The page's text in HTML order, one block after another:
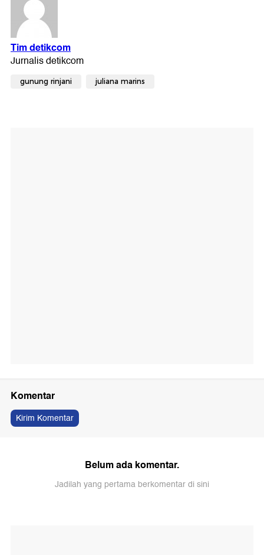
gunung rinjani juliana marins
Komentar
Kirim Komentar
Belum ada komentar.
Jadilah yang pertama berkomentar di sini